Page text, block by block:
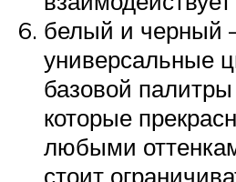
белый и черный
универсальные
базовой
которые
любыми
стоит